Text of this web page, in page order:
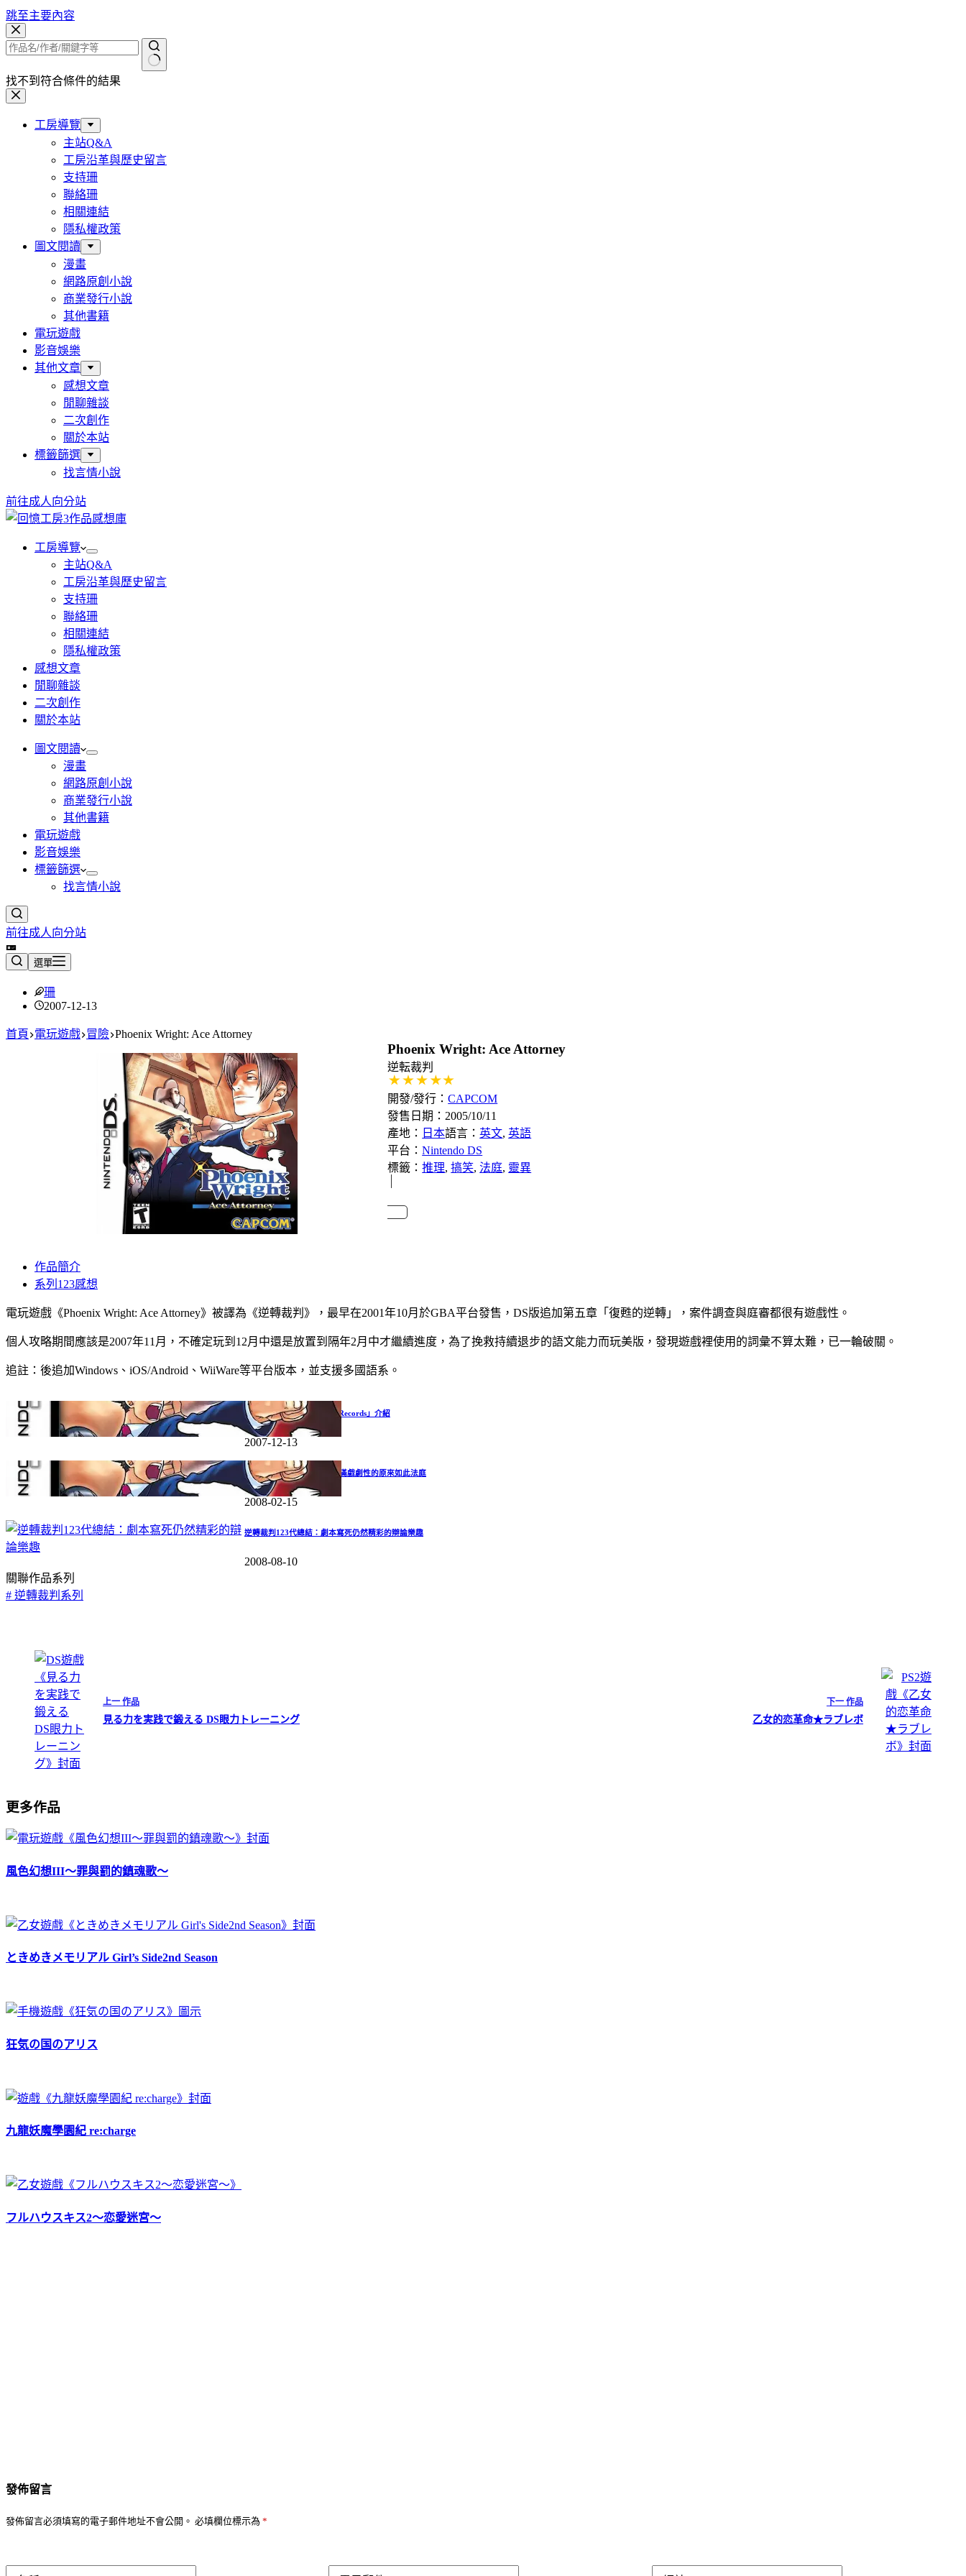
跳至主要內容
找不到符合條件的結果
工房導覽
主站Q&A
工房沿革與歷史留言
支持珊
聯絡珊
相關連結
隱私權政策
圖文閱讀
漫畫
網路原創小說
商業發行小說
其他書籍
電玩遊戲
影音娛樂
其他文章
感想文章
閒聊雜談
二次創作
關於本站
標籤篩選
找言情小說
前往成人向分站
工房導覽
主站Q&A
工房沿革與歷史留言
支持珊
聯絡珊
相關連結
隱私權政策
感想文章
閒聊雜談
二次創作
關於本站
圖文閱讀
漫畫
網路原創小說
商業發行小說
其他書籍
電玩遊戲
影音娛樂
標籤篩選
找言情小說
前往成人向分站
選單
珊
2007-12-13
首頁 電玩遊戲 冒險 Phoenix Wright: Ace Attorney
Phoenix Wright: Ace Attorney
逆転裁判
開發/發行：CAPCOM
發售日期：2005/10/11
產地： 日本語言：英文, 英語
平台：Nintendo DS
標籤：推理, 搞笑, 法庭, 靈異
作品簡介
系列123感想
電玩遊戲《Phoenix Wright: Ace Attorney》被譯為《逆轉裁判》，最早在2001年10月於GBA平台發售，DS版追加第五章「復甦的逆轉」，案件調查與庭審都很有遊戲性。
個人攻略期間應該是2007年11月，不確定玩到12月中還是放置到隔年2月中才繼續進度，為了挽救持續退步的語文能力而玩美版，發現遊戲裡使用的詞彙不算太難，已一輪破關。
追註：後追加Windows、iOS/Android、WiiWare等平台版本，並支援多國語系。
逆轉裁判相關網站「Court Records」介紹
2007-12-13
逆轉裁判一代破關感想：充滿戲劇性的原來如此法庭
2008-02-15
逆轉裁判123代總結：劇本寫死仍然精彩的辯論樂趣
2008-08-10
關聯作品系列
# 逆轉裁判系列
上一 作品
見る力を実践で鍛える DS眼力トレーニング
下一 作品
乙女的恋革命★ラブレボ
更多作品
風色幻想III～罪與罰的鎮魂歌～
ときめきメモリアル Girl’s Side2nd Season
狂気の国のアリス
九龍妖魔學園紀 re:charge
フルハウスキス2～恋愛迷宮～
發佈留言
發佈留言必須填寫的電子郵件地址不會公開。 必填欄位標示為 *